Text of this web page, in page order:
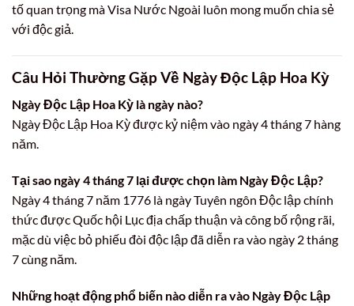
tố quan trọng mà Visa Nước Ngoài luôn mong muốn chia sẻ
với độc giả.
Câu Hỏi Thường Gặp Về Ngày Độc Lập Hoa Kỳ
Ngày Độc Lập Hoa Kỳ là ngày nào?
Ngày Độc Lập Hoa Kỳ được kỷ niệm vào ngày 4 tháng 7 hàng
năm.
Tại sao ngày 4 tháng 7 lại được chọn làm Ngày Độc Lập?
Ngày 4 tháng 7 năm 1776 là ngày Tuyên ngôn Độc lập chính
thức được Quốc hội Lục địa chấp thuận và công bố rộng rãi,
mặc dù việc bỏ phiếu đòi độc lập đã diễn ra vào ngày 2 tháng
7 cùng năm.
Những hoạt động phổ biến nào diễn ra vào Ngày Độc Lập